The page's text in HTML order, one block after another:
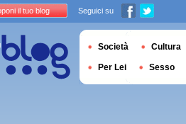
il tuo blog Seguici su
Società Cultura
Per Lei Sesso